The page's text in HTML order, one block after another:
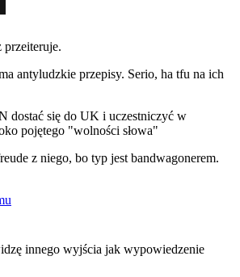
przeiteruje.
antyludzkie przepisy. Serio, ha tfu na ich
dostać się do UK i uczestniczyć w
pojętego "wolności słowa"
z niego, bo typ jest bandwagonerem.
innego wyjścia jak wypowiedzenie